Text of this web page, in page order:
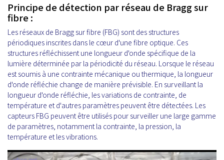
Principe de détection par réseau de Bragg sur
fibre :
Les réseaux de Bragg sur fibre (FBG) sont des structures
périodiques inscrites dans le cœur d'une fibre optique. Ces
structures réfléchissent une longueur d'onde spécifique de la
lumière déterminée par la périodicité du réseau. Lorsque le réseau
est soumis à une contrainte mécanique ou thermique, la longueur
d'onde réfléchie change de manière prévisible. En surveillant la
longueur d'onde réfléchie, les variations de contrainte, de
température et d'autres paramètres peuvent être détectées. Les
capteurs FBG peuvent être utilisés pour surveiller une large gamme
de paramètres, notamment la contrainte, la pression, la
température et les vibrations.